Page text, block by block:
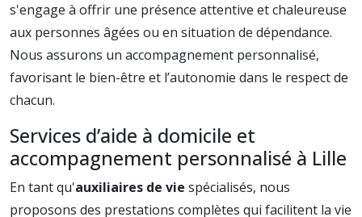
s'engage à offrir une présence attentive et chaleureuse
aux personnes âgées ou en situation de dépendance.
Nous assurons un accompagnement personnalisé,
favorisant le bien-être et l’autonomie dans le respect de
chacun.
Services d’aide à domicile et
accompagnement personnalisé à Lille
En tant qu'auxiliaires de vie spécialisés, nous
proposons des prestations complètes qui facilitent la vie